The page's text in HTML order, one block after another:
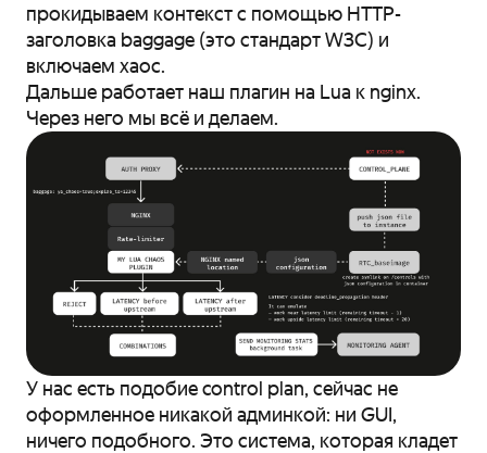
прокидываем контекст с помощью HTTP-
заголовка baggage (это стандарт W3С) и
включаем хаос.
Дальше работает наш плагин на Lua к nginx.
Через него мы всё и делаем.
У нас есть подобие control plan, сейчас не
оформленное никакой админкой: ни GUI,
ничего подобного. Это система, которая кладет